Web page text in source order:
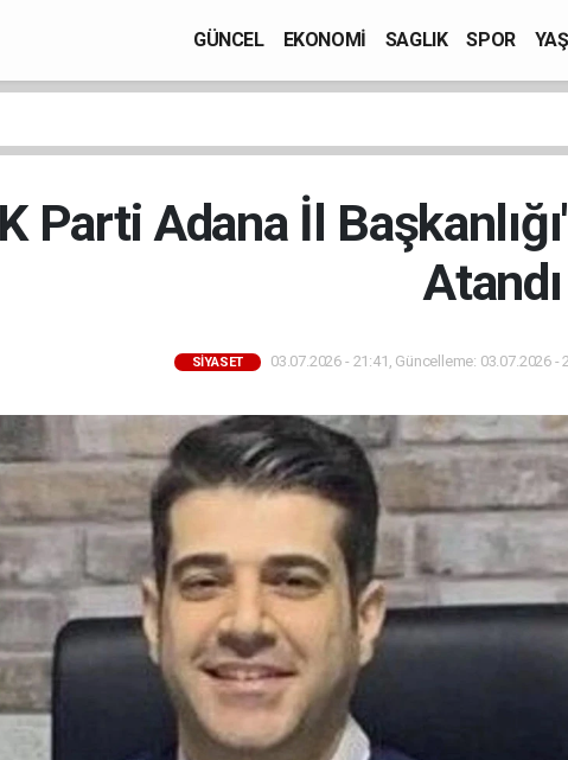
GÜNCEL EKONOMİ SAGLIK SPOR
Parti Adana İl
Atandı
SİYASET 03.07.2026 - 21:41, Güncelleme: 03.07.2026 -